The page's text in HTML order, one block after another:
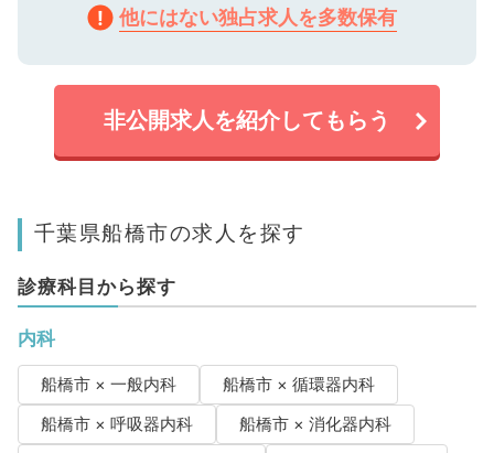
他にはない独占求人を多数保有
非公開求人を紹介してもらう
千葉県船橋市の求人を探す
診療科目から探す
内科
船橋市 × 一般内科
船橋市 × 循環器内科
船橋市 × 呼吸器内科
船橋市 × 消化器内科